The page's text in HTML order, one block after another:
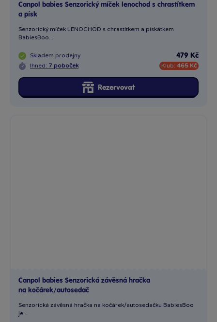
Canpol babies Senzorický míček lenochod s chrastítkem
a písk
Senzorický míček LENOCHOD s chrastítkem a pískátkem
BabiesBoo...
Skladem prodejny
Ihned: 7 poboček
479 Kč
Klub: 465 Kč
Rezervovat
Canpol babies Senzorická závěsná hračka
na kočárek/autosedač
Senzorická závěsná hračka na kočárek/autosedačku BabiesBoo
je...